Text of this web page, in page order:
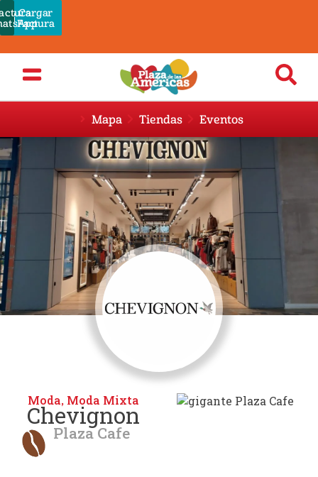
Pagar
Admin
Cargar
Factura
Mapa Tiendas Eventos
Moda, Moda Mixta
Chevignon
Plaza Cafe